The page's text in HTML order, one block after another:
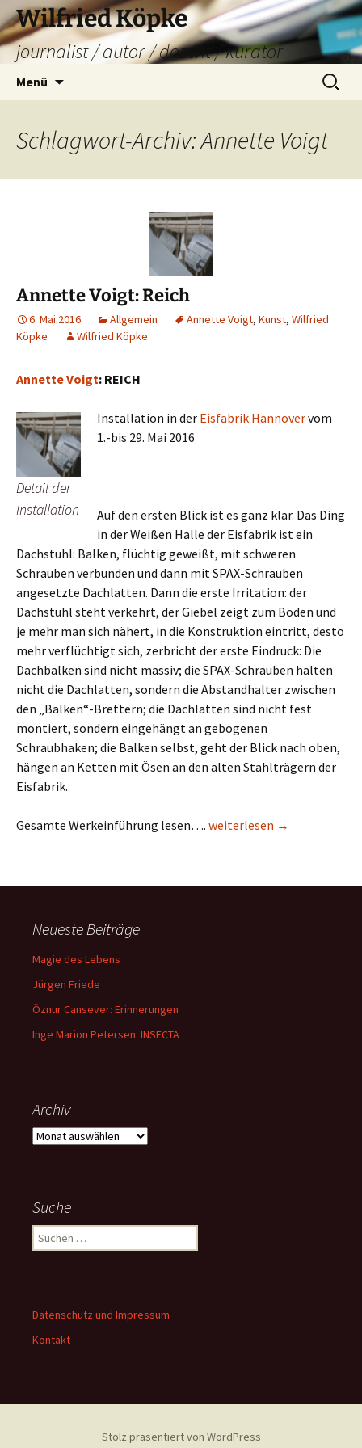
Zum
Inhalt
springen
Wilfried Köpke
journalist / autor / dozent / kurator
Menü
Suchen
nach:
Schlagwort-Archiv: Annette Voigt
Annette Voigt: Reich
6. Mai 2016 Allgemein Annette Voigt, Kunst, Wilfried
Köpke
Wilfried Köpke
Annette Voigt: REICH
Detail der
Installation
Installation in der Eisfabrik Hannovervom
1.-bis 29. Mai 2016
Auf den ersten Blick ist es ganz klar. Das Ding
in der Weißen Halle der Eisfabrik ist ein
Dachstuhl: Balken, flüchtig geweißt, mit schweren
Schrauben verbunden und dann mit SPAX-Schrauben
angesetzte Dachlatten. Dann die erste Irritation: der
Dachstuhl steht verkehrt, der Giebel zeigt zum Boden und
je mehr man sich nähert, in die Konstruktion eintritt, desto
mehr verflüchtigt sich, zerbricht der erste Eindruck: Die
Dachbalken sind nicht massiv; die SPAX-Schrauben halten
nicht die Dachlatten, sondern die Abstandhalter zwischen
den „Balken“-Brettern; die Dachlatten sind nicht fest
montiert, sondern eingehängt an gebogenen
Schraubhaken; die Balken selbst, geht der Blick nach oben,
hängen an Ketten mit Ösen an den alten Stahlträgern der
Eisfabrik.
Gesamte Werkeinführung lesen…. Annette Voigt: Reich
weiterlesen →
Neueste Beiträge
Magie des Lebens
Jürgen Friede
Öznur Cansever: Erinnerungen
Inge Marion Petersen: INSECTA
Archiv
Archiv
Suche
Suchen
nach:
Datenschutz und Impressum
Kontakt
Stolz präsentiert von WordPress